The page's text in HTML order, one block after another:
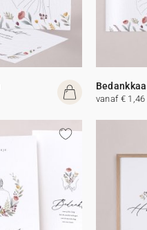
vanaf € 1,46